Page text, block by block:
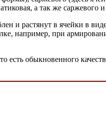
а так же саржевого
и растянут в ячейки в
например, при
обыкновенного